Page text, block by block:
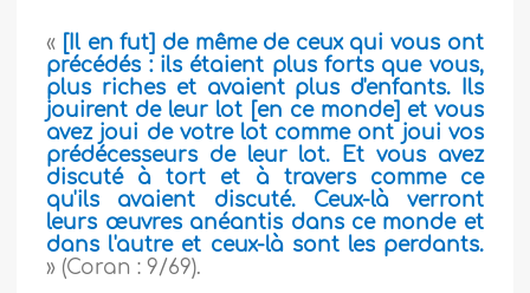
«
[Il en fut] de même de ceux qui vous ont
précédés : ils étaient plus forts que vous,
plus riches et avaient plus d'enfants. Ils
jouirent de leur lot [en ce monde] et vous
avez joui de votre lot comme ont joui vos
prédécesseurs de leur lot. Et vous avez
discuté à tort et à travers comme ce
qu'ils avaient discuté. Ceux-là verront
leurs œuvres anéantis dans ce monde et
dans l'autre et ceux-là sont les perdants.
» (Coran : 9/69).